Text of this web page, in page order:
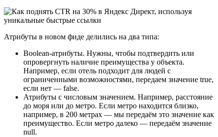
Атрибуты в новом фиде делились на два типа:
Boolean-атрибуты. Нужны, чтобы подтвердить или
опровергнуть наличие преимущества у объекта.
Например, если отель подходит для людей с
ограниченными возможностями, передаем значение true,
если нет — false.
Атрибуты с числовым значением. Например, расстояние
до моря или до метро. Если метро находится близко,
например, в 200 метрах — мы передаём это значение как
преимущество. Если метро далеко — передаём значение
null.